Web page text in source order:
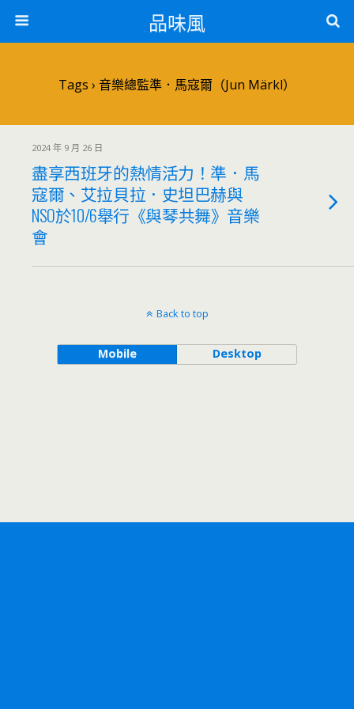
品味風
Tags › 音樂總監準．馬寇爾（Jun Märkl）
2024 年 9 月 26 日
盡享西班牙的熱情活力！準．馬
寇爾、艾拉貝拉．史坦巴赫與
NSO於10/6舉行《與琴共舞》音樂
會
Back to top
Mobile Desktop